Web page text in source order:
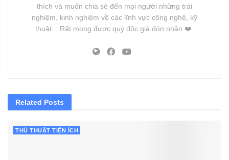
thích và muốn chia sẻ đến mọi người những trải
nghiệm, kinh nghiệm về các lĩnh vực công nghệ, kỹ
thuật... Rất mong được quý độc giả đón nhận ❤️.
Related Posts
THỦ THUẬT TIỆN ÍCH